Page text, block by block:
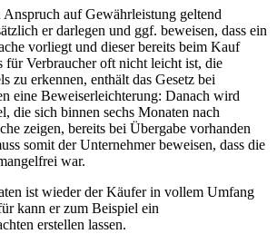
auf Gewährleistung geltend
er darlegen und ggf. beweisen, dass ein
vorliegt und dieser bereits beim Kauf
für Verbraucher oft nicht leicht ist, die
zu erkennen, enthält das Gesetz bei
eine Beweiserleichterung: Danach wird
die sich binnen sechs Monaten nach
zeigen, bereits bei Übergabe vorhanden
somit der Unternehmer beweisen, dass die
war.
ist wieder der Käufer in vollem Umfang
kann er zum Beispiel ein
erstellen lassen.